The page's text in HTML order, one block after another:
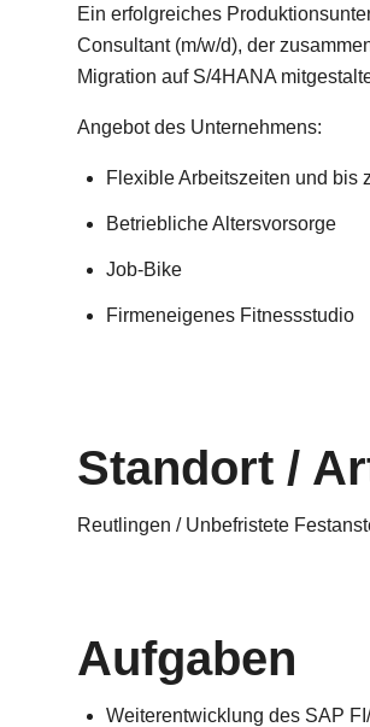
Ein erfolgreiches
Consultant (m/w/d), der
Migration auf S/4HANA
Angebot des Unternehmens:
Flexible Arbeitszeiten und bis
Betriebliche Altersvorsorge
Job-Bike
Firmeneigenes Fitnessstudio
Standort /
Reutlingen / Unbefristete
Aufgaben
Weiterentwicklung des SAP